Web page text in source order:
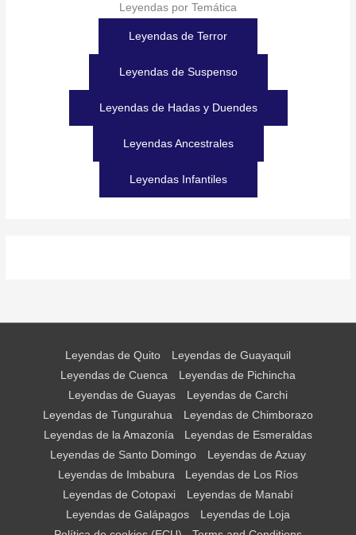
Leyendas por Temática
Leyendas de Terror
Leyendas de Suspenso
Leyendas de Hadas y Duendes
Leyendas Ancestrales
Leyendas Infantiles
Leyendas de Quito
Leyendas de Guayaquil
Leyendas de Cuenca
Leyendas de Pichincha
Leyendas de Guayas
Leyendas de Carchi
Leyendas de Tungurahua
Leyendas de Chimborazo
Leyendas de la Amazonía
Leyendas de Esmeraldas
Leyendas de Santo Domingo
Leyendas de Azuay
Leyendas de Imbabura
Leyendas de Los Ríos
Leyendas de Cotopaxi
Leyendas de Manabí
Leyendas de Galápagos
Leyendas de Loja